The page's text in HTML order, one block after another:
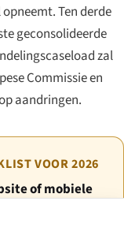
Ten derde
geconsolideerde
zal
Commissie en
aandringen.
VOOR 2026
of mobiele